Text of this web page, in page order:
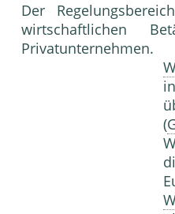
Der
wirtschaftlichen
(